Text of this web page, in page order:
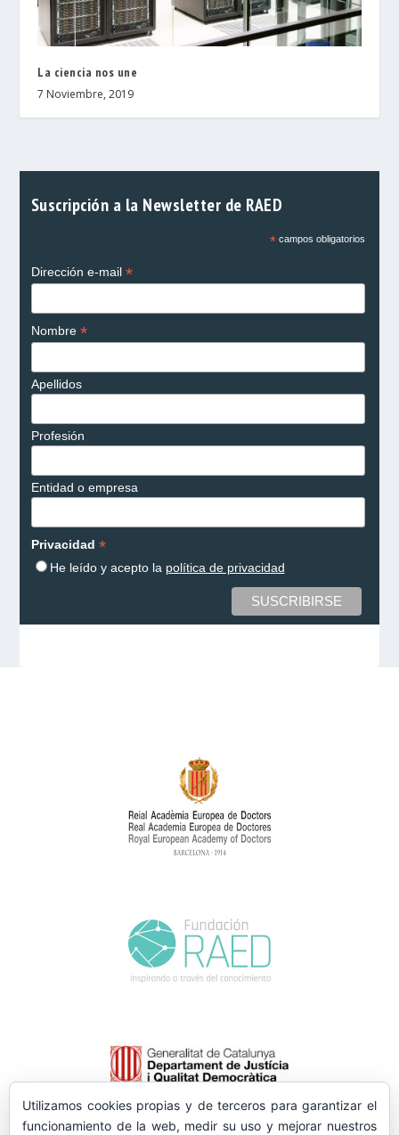
La ciencia nos une
7 Noviembre, 2019
Suscripción a la Newsletter de RAED
*campos obligatorios
Dirección e-mail *
Nombre *
Apellidos
Profesión
Entidad o empresa
Privacidad *
He leído y acepto la política de privacidad
Utilizamos cookies propias y de terceros para garantizar el
funcionamiento de la web, medir su uso y mejorar nuestros